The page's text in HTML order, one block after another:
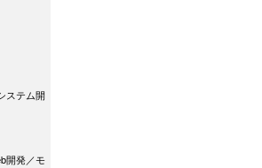
ステム開
開発／モ